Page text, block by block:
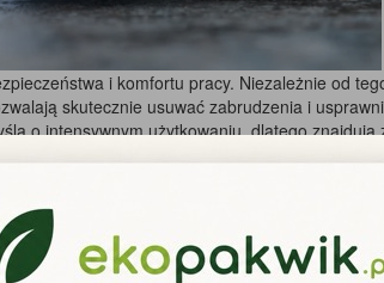
i komfortu pracy. Niezależnie od
skutecznie usuwać zabrudzenia i
o intensywnym użytkowaniu, dlatego
innych środków niż płytki ceramiczne, a
ważne jest stosowanie produktów
higienicznych.